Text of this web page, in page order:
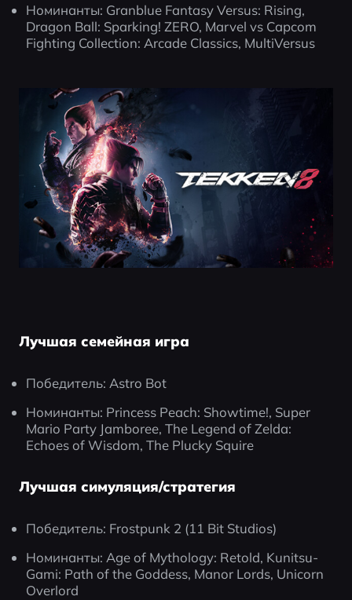
Номинанты: Granblue Fantasy Versus: Rising,
Dragon Ball: Sparking! ZERO, Marvel vs Capcom
Fighting Collection: Arcade Classics, MultiVersus
Лучшая семейная игра
Победитель: Astro Bot
Номинанты: Princess Peach: Showtime!, Super
Mario Party Jamboree, The Legend of Zelda:
Echoes of Wisdom, The Plucky Squire
Лучшая симуляция/стратегия
Победитель: Frostpunk 2 (11 Bit Studios)
Номинанты: Age of Mythology: Retold, Kunitsu-
Gami: Path of the Goddess, Manor Lords, Unicorn
Overlord